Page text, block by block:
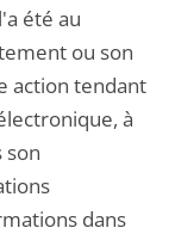
été au
ou son
action tendant
à
son
dans